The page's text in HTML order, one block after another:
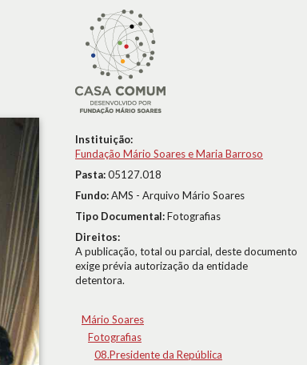
Instituição:
Fundação Mário Soares e Maria Barroso
Pasta:05127.018
Fundo:AMS - Arquivo Mário Soares
Tipo Documental:Fotografias
Direitos:
A publicação, total ou parcial, deste documento
exige prévia autorização da entidade
detentora.
Mário Soares
Fotografias
08.Presidente da República